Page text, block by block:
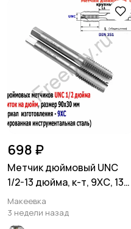
698 ₽
Метчик дюймовый UNC
1/2-13 дюйма, к-т, 9ХС, 13
ниток на дюйм, 90/30
Макеевка
3 недели назад